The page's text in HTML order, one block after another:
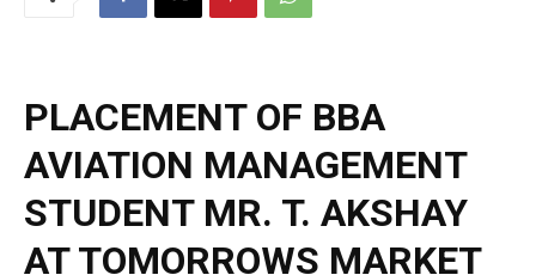
PLACEMENT OF BBA
AVIATION MANAGEMENT
STUDENT MR. T. AKSHAY
AT TOMORROWS MARKET